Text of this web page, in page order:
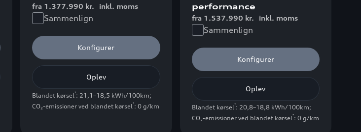
fra 1.377.990 kr. inkl. moms
Sammenlign
Konfigurer
Oplev
Blandet kørsel*: 21,1–18,5 kWh/100km;
CO₂-emissioner ved blandet kørsel*: 0 g/km
performance
fra 1.537.990 kr. inkl. moms
Sammenlign
Konfigurer
Oplev
Blandet kørsel*: 20,8–18,8 kWh/100km;
CO₂-emissioner ved blandet kørsel*: 0 g/km